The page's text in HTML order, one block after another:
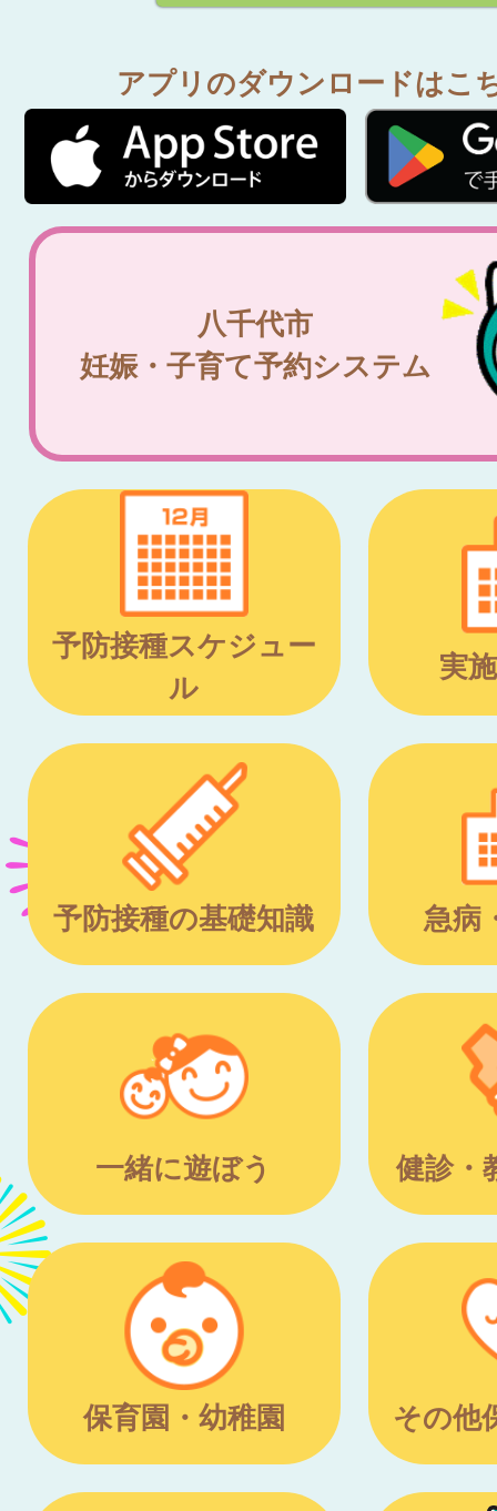
アプリのダウンロードはこ
八千代市
妊娠・子育て予約システム
予防接種スケジュー
ル
実
予防接種の基礎知識 急病
一緒に遊ぼう 健診・
保育園・幼稚園 その他